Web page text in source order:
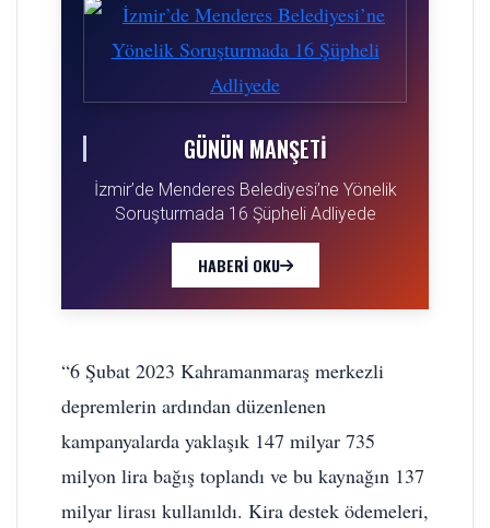
GÜNÜN MANŞETI
İzmir’de Menderes Belediyesi’ne Yönelik
Soruşturmada 16 Şüpheli Adliyede
HABERI OKU
“6 Şubat 2023 Kahramanmaraş merkezli
depremlerin ardından düzenlenen
kampanyalarda yaklaşık 147 milyar 735
milyon lira bağış toplandı ve bu kaynağın 137
milyar lirası kullanıldı. Kira destek ödemeleri,